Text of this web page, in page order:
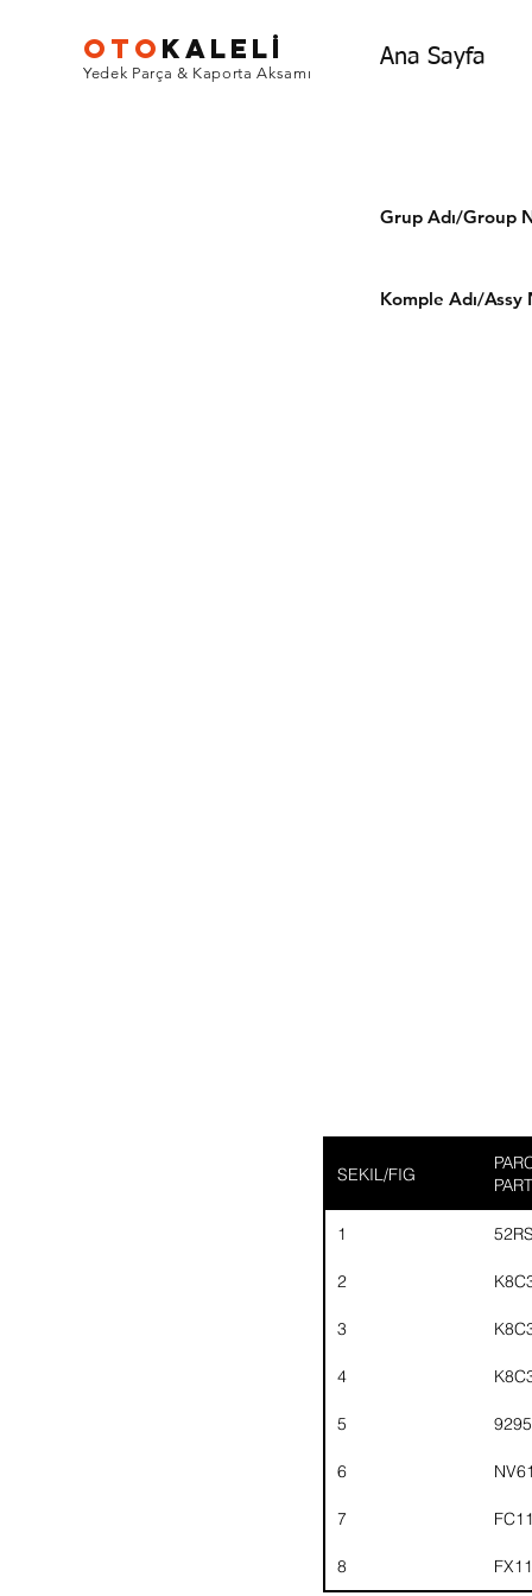
Ana Sayfa
OTO KALELİ
Yedek Parça & Kaporta Aksamı
Grup Adı/
Komple Adı/
SEKIL/FIG
1
2
3
4
5
6
7
8